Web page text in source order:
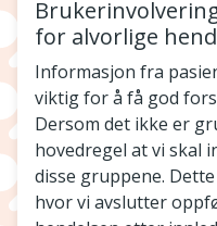
for alvorlige
Informasjon fra
viktig for å få god
Dersom det ikke er
hovedregel at vi skal
disse gruppene.
hvor vi avslutter